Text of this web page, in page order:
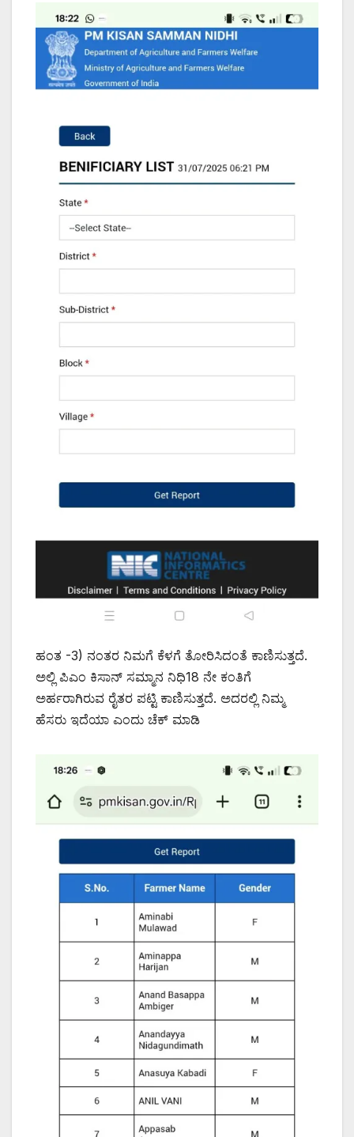
ಹಂತ -3) ನಂತರ ನಿಮಗೆ ಕೆಳಗೆ ತೋರಿಸಿದಂತೆ ಕಾಣಿಸುತ್ತದೆ.
ಅಲ್ಲಿ ಪಿಎಂ ಕಿಸಾನ್ ಸಮ್ಮಾನ ನಿಧಿ18 ನೇ ಕಂತಿಗೆ
ಅರ್ಹರಾಗಿರುವ ರೈತರ ಪಟ್ಟಿ ಕಾಣಿಸುತ್ತದೆ. ಅದರಲ್ಲಿ ನಿಮ್ಮ
ಹೆಸರು ಇದೆಯಾ ಎಂದು ಚೆಕ್ ಮಾಡಿ